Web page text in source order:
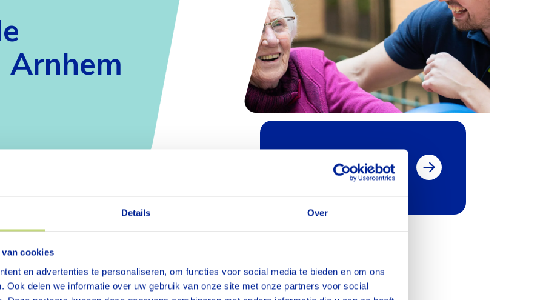
Details Over
van cookies
en advertenties te personaliseren, om functies voor social media te bieden en om ons
Ook delen we informatie over uw gebruik van onze site met onze partners voor social
operatie of ziekte? En kunt u
thuis wonen? Revalidatie
afdeling kortdurende
professionele begeleiding
vindt u in het gebouw van
.
6813 GG Arnhem